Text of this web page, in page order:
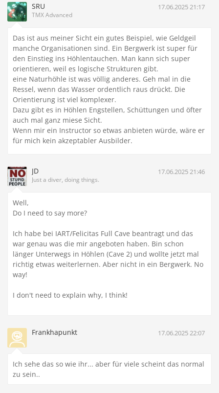
SRU
TMX Advanced
17.06.2025 21:17
Das ist aus meiner Sicht ein gutes Beispiel, wie Geldgeil
manche Organisationen sind. Ein Bergwerk ist super für
den Einstieg ins Höhlentauchen. Man kann sich super
orientieren, weil es logische Strukturen gibt.
eine Naturhöhle ist was völlig anderes. Geh mal in die
Ressel, wenn das Wasser ordentlich raus drückt. Die
Orientierung ist viel komplexer.
Dazu gibt es in Höhlen Engstellen, Schüttungen und öfter
auch mal ganz miese Sicht.
Wenn mir ein Instructor so etwas anbieten würde, wäre er
für mich kein akzeptabler Ausbilder.
JD
Just a diver, doing things.
17.06.2025 21:46
Well,
Do I need to say more?
Ich habe bei IART/Felicitas Full Cave beantragt und das
war genau was die mir angeboten haben. Bin schon
länger Unterwegs in Höhlen (Cave 2) und wollte jetzt mal
richtig etwas weiterlernen. Aber nicht in ein Bergwerk. No
way!
I don't need to explain why, I think!
Frankhapunkt 17.06.2025 22:07
Ich sehe das so wie ihr... aber für viele scheint das normal
zu sein..